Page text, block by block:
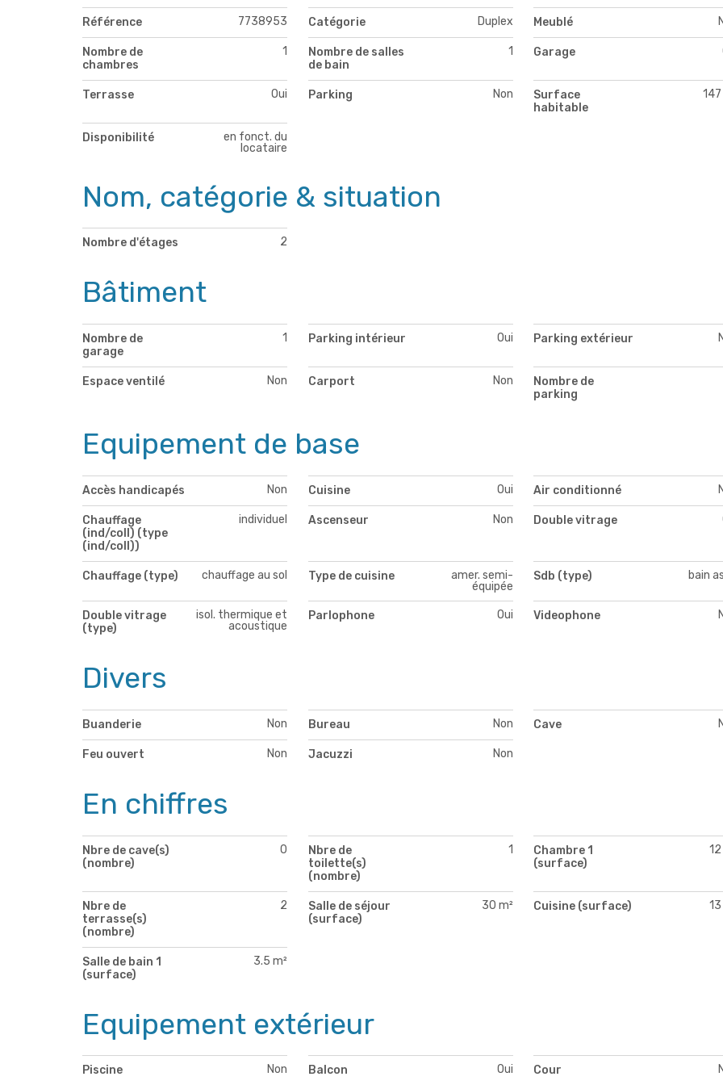
Référence 7738953 Catégorie Duplex Meublé
Nombre de
chambres
1
Nombre de salles
de bain
1 Garage
Terrasse Oui Parking Non
Surface
habitable
Disponibilité
en fonct. du
locataire
Nom, catégorie & situation
Nombre d'étages 2
Bâtiment
Nombre de
garage
1 Parking intérieur Oui Parking extérieur
Espace ventilé Non Carport Non
Nombre de
parking
Equipement de base
Accès handicapés Non Cuisine Oui Air conditionné
Chauffage
(ind/coll) (type
(ind/coll))
individuel Ascenseur Non Double vitrage
Chauffage (type) chauffage au sol Type de cuisine
amer. semi-
équipée
Sdb (type) bain
Double vitrage
(type)
isol. thermique et
acoustique
Parlophone Oui Videophone
Divers
Buanderie Non Bureau Non Cave
Feu ouvert Non Jacuzzi Non
En chiffres
Nbre de cave(s)
(nombre)
0
Nbre de
toilette(s)
(nombre)
1
Chambre 1
(surface)
Nbre de
terrasse(s)
(nombre)
2
Salle de séjour
(surface)
30 m² Cuisine (surface)
Salle de bain 1
(surface)
3.5 m²
Equipement extérieur
Piscine Non Balcon Oui Cour